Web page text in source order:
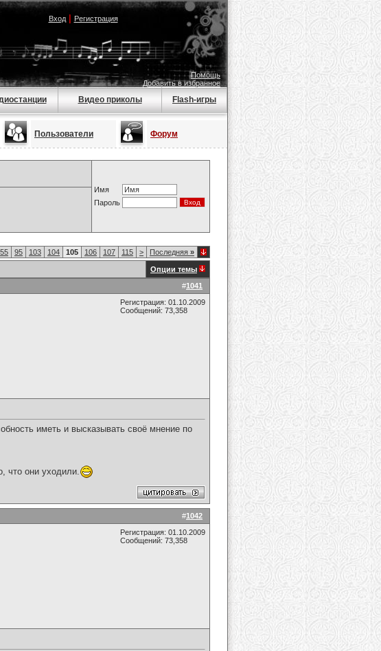
Вход| Регистрация
Помощь
Добавить в избранное
Видео приколы Flash-игры
Пользователи Форум
Имя
Пароль
55 95 103 104 105 106 107 115 > Последняя »
Опции темы
#1041
Регистрация: 01.10.2009
Сообщений: 73,358
иметь и высказывать своё мнение по
что они уходили.
#1042
Регистрация: 01.10.2009
Сообщений: 73,358